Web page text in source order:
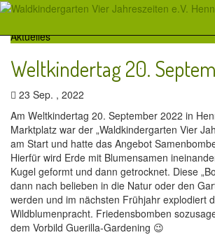
Aktuelles
Weltkindertag 20.
23 Sep. , 2022
Am Weltkindertag 20. September 2022 in
Marktplatz war der „Waldkindergarten Vier
am Start und hatte das Angebot
Hierfür wird Erde mit Blumensamen
Kugel geformt und dann getrocknet. Diese
dann nach belieben in die Natur oder den
werden und im nächsten Frühjahr explodiert
Wildblumenpracht. Friedensbomben
dem Vorbild Guerilla-Gardening 😉